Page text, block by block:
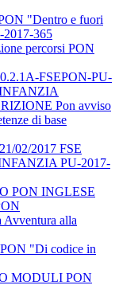
"Dentro e fuori
365
percorsi PON
FSEPON-PU-
Pon avviso
di base
02/2017 FSE
PU-2017-
PON INGLESE
alla
"Di codice in
MODULI PON